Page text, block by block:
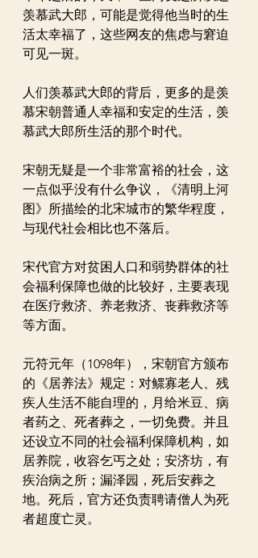
羡慕武大郎，可能是觉得他当时的生
活太幸福了，这些网友的焦虑与窘迫
可见一斑。
人们羡慕武大郎的背后，更多的是羡
慕宋朝普通人幸福和安定的生活，羡
慕武大郎所生活的那个时代。
宋朝无疑是一个非常富裕的社会，这
一点似乎没有什么争议，《清明上河
图》所描绘的北宋城市的繁华程度，
与现代社会相比也不落后。
宋代官方对贫困人口和弱势群体的社
会福利保障也做的比较好，主要表现
在医疗救济、养老救济、丧葬救济等
等方面。
元符元年（1098年），宋朝官方颁布
的《居养法》规定：对鳏寡老人、残
疾人生活不能自理的，月给米豆、病
者药之、死者葬之，一切免费。并且
还设立不同的社会福利保障机构，如
居养院，收容乞丐之处；安济坊，有
疾治病之所；漏泽园，死后安葬之
地。死后，官方还负责聘请僧人为死
者超度亡灵。